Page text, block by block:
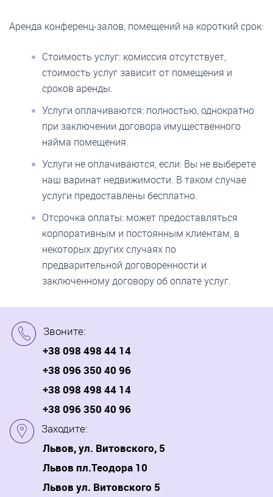
Аренда конференц-залов, помещений на короткий срок:
Стоимость услуг: комиссия отсутствует,
стоимость услуг зависит от помещения и
сроков аренды.
Услуги оплачиваются: полностью, однократно
при заключении договора имущественного
найма помещения.
Услуги не оплачиваются, если: Вы не выберете
наш варинат недвижимости. В таком случае
услуги предоставлены бесплатно.
Отсрочка оплаты: может предоставляться
корпоративным и постоянным клиентам, в
некоторых других случаях по
предварительной договоренности и
заключенному договору об оплате услуг.
Звоните:
+38 098 498 44 14
+38 096 350 40 96
+38 098 498 44 14
+38 096 350 40 96
Заходите:
Львов, ул. Витовского, 5
Львов пл.Теодора 10
Львов ул. Витовского 5